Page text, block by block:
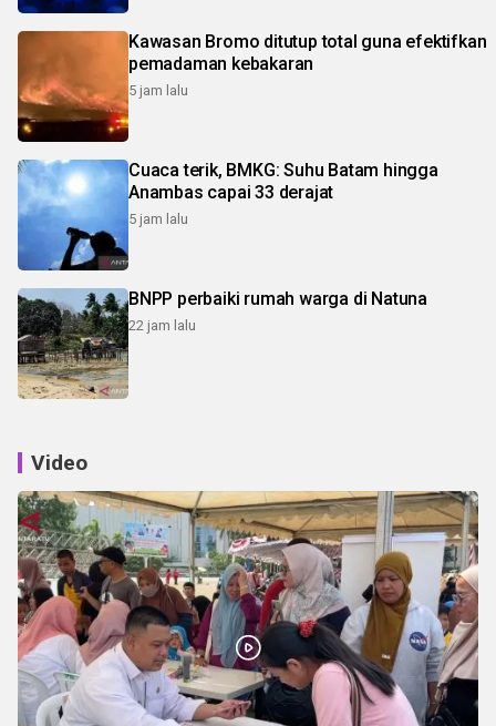
Kawasan Bromo ditutup total guna efektifkan
pemadaman kebakaran
5 jam lalu
Cuaca terik, BMKG: Suhu Batam hingga
Anambas capai 33 derajat
5 jam lalu
BNPP perbaiki rumah warga di Natuna
22 jam lalu
Video